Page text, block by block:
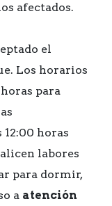
afectados.
el
Los horarios
para
horas
labores
para dormir,
a atención